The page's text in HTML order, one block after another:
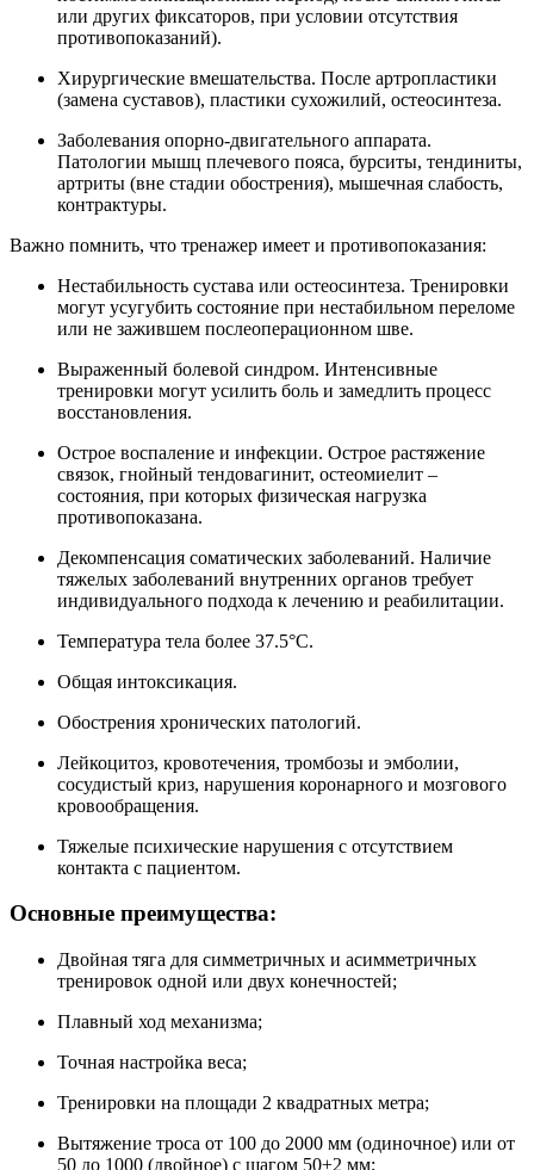
или других фиксаторов, при условии отсутствия
противопоказаний).
Хирургические вмешательства. После артропластики
(замена суставов), пластики сухожилий, остеосинтеза.
Заболевания опорно-двигательного аппарата.
Патологии мышц плечевого пояса, бурситы, тендиниты,
артриты (вне стадии обострения), мышечная слабость,
контрактуры.
Важно помнить, что тренажер имеет и противопоказания:
Нестабильность сустава или остеосинтеза. Тренировки
могут усугубить состояние при нестабильном переломе
или не зажившем послеоперационном шве.
Выраженный болевой синдром. Интенсивные
тренировки могут усилить боль и замедлить процесс
восстановления.
Острое воспаление и инфекции. Острое растяжение
связок, гнойный тендовагинит, остеомиелит –
состояния, при которых физическая нагрузка
противопоказана.
Декомпенсация соматических заболеваний. Наличие
тяжелых заболеваний внутренних органов требует
индивидуального подхода к лечению и реабилитации.
Температура тела более 37.5°С.
Общая интоксикация.
Обострения хронических патологий.
Лейкоцитоз, кровотечения, тромбозы и эмболии,
сосудистый криз, нарушения коронарного и мозгового
кровообращения.
Тяжелые психические нарушения с отсутствием
контакта с пациентом.
Основные преимущества:
Двойная тяга для симметричных и асимметричных
тренировок одной или двух конечностей;
Плавный ход механизма;
Точная настройка веса;
Тренировки на площади 2 квадратных метра;
Вытяжение троса от 100 до 2000 мм (одиночное) или от
50 до 1000 (двойное) с шагом 50±2 мм;